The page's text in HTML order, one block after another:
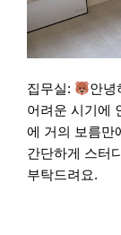
집무실:
안녕
어려운 시기에
에 거의 보름만
간단하게 스터
부탁드려요.